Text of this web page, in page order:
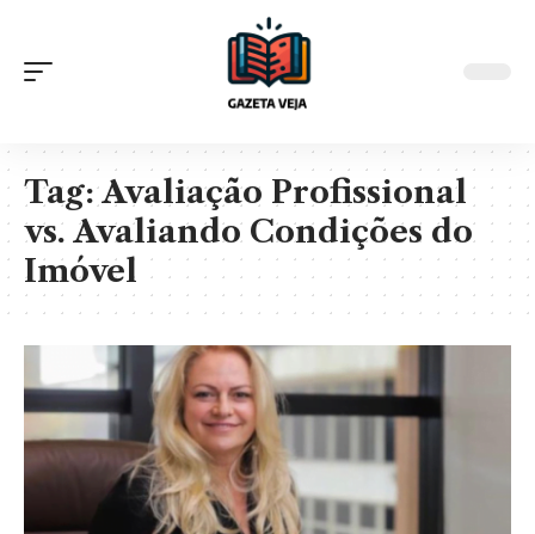
Tag:Avaliação Profissional
vs. Avaliando Condições do
Imóvel